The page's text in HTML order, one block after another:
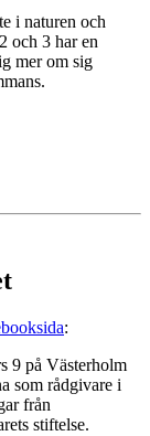
i naturen och
och 3 har en
mer om sig
:
9 på Västerholm
som rådgivare i
från
stiftelse.